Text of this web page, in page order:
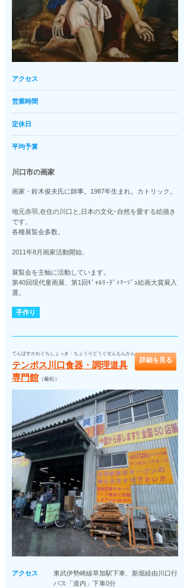
アクセス
営業時間
定休日
平均予算
川口市の画家
画家・鈴木俊夫氏に師事。1987年生まれ。カトリック。
地元赤羽,在住の川口と,日本の文化･自然を愛する絵描き
です。
各種展覧会多数。
2011年8月画家活動開始。
展覧会を主軸に活動しています。
第40回現代童画展、第1回ｷﾞｬﾙﾘ･ﾃﾞｨﾏｰｼﾞｭ絵画大賞展入
選。
手作り
てんぽすかわぐちしょっき・ちょうりどうぐせんもんかん
テンポス川口食器・調理道具
専門館 （榛松）
詳細を見る
アクセス
東武伊勢崎線草加駅下車、新堀経由川口行
バス「道内」下車0分